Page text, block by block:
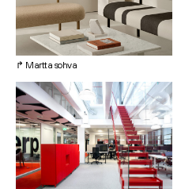
↱ Martta sohva